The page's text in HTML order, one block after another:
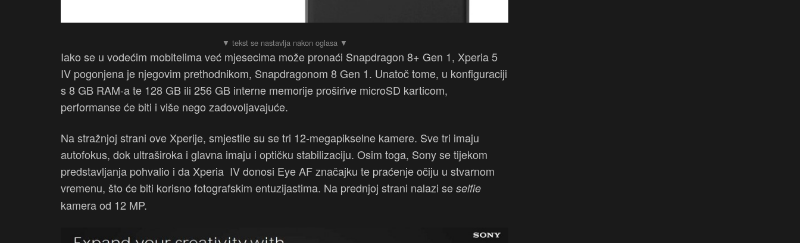
Iako se u vodećim mobitelima već mjesecima može pronaći Snapdragon 8+ Gen 1, Xperia 5
IV pogonjena je njegovim prethodnikom, Snapdragonom 8 Gen 1. Unatoč tome, u konfiguraciji
s 8 GB RAM-a te 128 GB ili 256 GB interne memorije proširive microSD karticom,
performanse će biti i više nego zadovoljavajuće.
Na stražnjoj strani ove Xperije, smjestile su se tri 12-megapikselne kamere. Sve tri imaju
autofokus, dok ultraširoka i glavna imaju i optičku stabilizaciju. Osim toga, Sony se tijekom
predstavljanja pohvalio i da Xperia IV donosi Eye AF značajku te praćenje očiju u stvarnom
vremenu, što će biti korisno fotografskim entuzijastima. Na prednjoj strani nalazi se selfie
kamera od 12 MP.